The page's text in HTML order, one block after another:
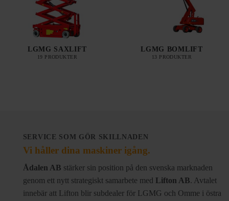
LGMG SAXLIFT
19 PRODUKTER
LGMG BOMLIFT
13 PRODUKTER
SERVICE SOM GÖR SKILLNADEN
Vi håller dina maskiner igång.
Ådalen AB stärker sin position på den svenska marknaden
genom ett nytt strategiskt samarbete med
Lifton AB. Avtalet
innebär att Lifton blir subdealer för LGMG och Omme i östra